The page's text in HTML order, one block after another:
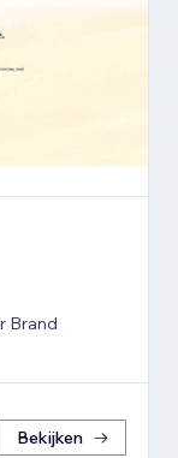
Brand
Bekijken